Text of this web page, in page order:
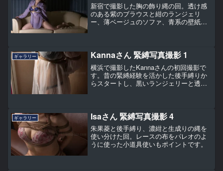
新宿で撮影した胸の飾り縄の回。透け感
のある紫のブラウスと紺のランジェリ
ー、薄ベージュのソファ、青系の壁紙、
ギャラリー Kannaさん 緊縛写真撮影 1
横浜で撮影したKannaさんの初回撮影で
す。昔の緊縛経験を活かした後手縛りか
らスタートし、黒いランジェリーと透け
ギャラリー Isaさん 緊縛写真撮影 4
朱果菱と後手縛り、濃紺と生成りの縄を
使い分けた回。レースの布をパレオのよ
うに使った小道具使いもポイントです。